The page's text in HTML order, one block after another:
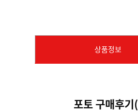
상품정보
포토 구매후기(